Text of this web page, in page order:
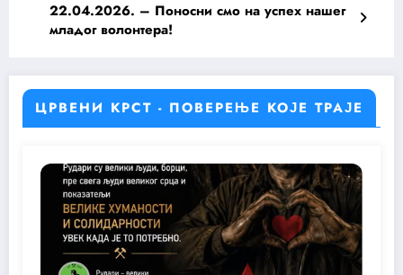
22.04.2026. – Поносни смо на успех нашег
младог волонтера!
ЦРВЕНИ КРСТ - ПОВЕРЕЊЕ КОЈЕ ТРАЈЕ